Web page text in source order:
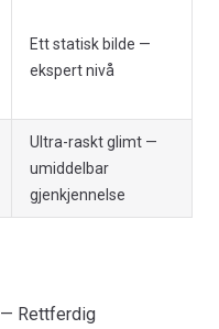
Ett statisk bilde —
ekspert nivå
Ultra-raskt glimt —
umiddelbar
gjenkjennelse
— Rettferdig